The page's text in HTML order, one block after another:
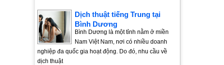
Dịch thuật tiếng Trung tại
Bình Dương
Bình Dương là một tỉnh nằm ở miền
Nam Việt Nam, nơi có nhiều doanh
nghiệp đa quốc gia hoạt động. Do đó, nhu cầu về
dịch thuật